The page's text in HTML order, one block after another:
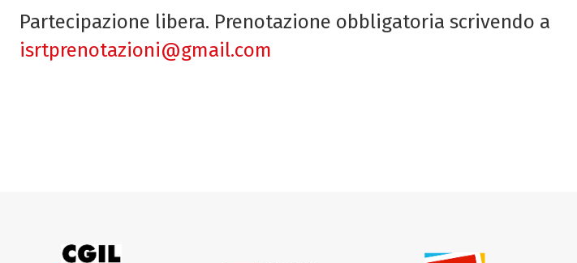
Partecipazione libera. Prenotazione obbligatoria scrivendo a
isrtprenotazioni@gmail.com